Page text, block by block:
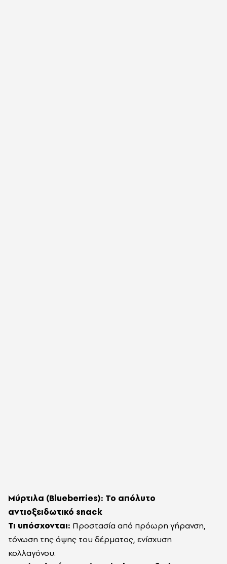
Μύρτιλα (Blueberries): Το απόλυτο
αντιοξειδωτικό snack
Τι υπόσχονται: Προστασία από πρόωρη γήρανση,
τόνωση της όψης του δέρματος, ενίσχυση
κολλαγόνου.